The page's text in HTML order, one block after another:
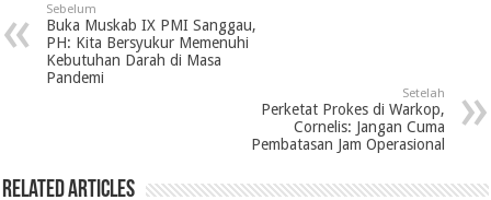
Sebelum
Buka Muskab IX PMI Sanggau,
PH: Kita Bersyukur Memenuhi
Kebutuhan Darah di Masa
Pandemi
Setelah
Perketat Prokes di Warkop,
Cornelis: Jangan Cuma
Pembatasan Jam Operasional
Related Articles